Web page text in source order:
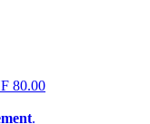
80.00
.